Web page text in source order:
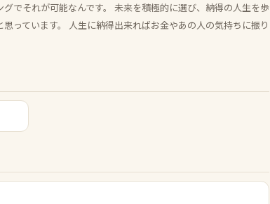
でそれが可能なんです。 未来を積極的に選び、納得の人生を歩
っています。 人生に納得出来ればお金やあの人の気持ちに振り